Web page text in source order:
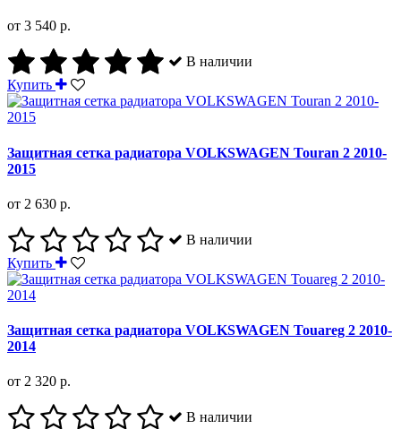
от 3 540 р.
В наличии
Купить
Защитная сетка радиатора VOLKSWAGEN Touran 2 2010-
2015
от 2 630 р.
В наличии
Купить
Защитная сетка радиатора VOLKSWAGEN Touareg 2 2010-
2014
от 2 320 р.
В наличии